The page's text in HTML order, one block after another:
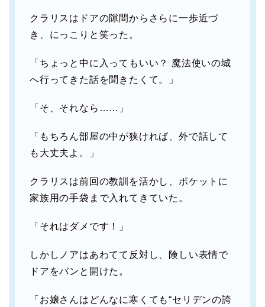
クラリスはドアの隙間からさらに一歩近づ
き、にっこりと笑った。
「ちょっと中に入ってもいい？ 魔法使いの城
へ行ってきた話を聞きたくて。」
「そ、それなら……」
「もちろん部屋の中が狭ければ、外で話して
も大丈夫よ。」
クラリスは前回の教訓を活かし、ポケットに
家族用の手袋まで入れてきていた。
「それはダメです！」
しかしノアはあわてて反対し、険しい表情で
ドアをバンと開けた。
「お嬢さんはどんなに寒くても“セリデンの誇